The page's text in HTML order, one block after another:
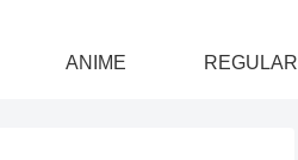
ANIME REGULAR